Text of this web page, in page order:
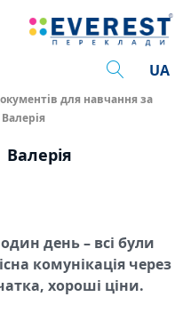
UA
для навчання за
Валерія
Валерія
день – всі були
комунікація через
хороші ціни.